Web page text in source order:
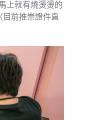
上就有燒燙燙的
目前推崇證件直